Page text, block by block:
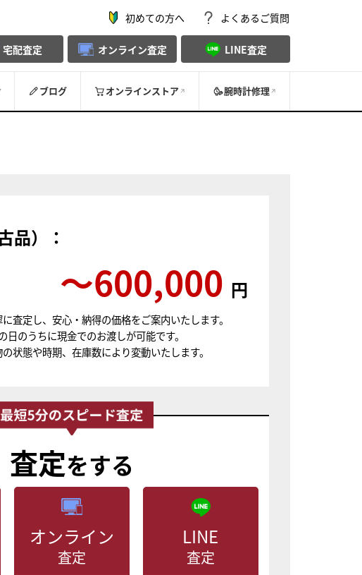
初めての方へ よくあるご質問
宅配査定 オンライン査定 LINE査定
ブログ オンラインストア 腕時計修理
品）：
〜600,000 円
査定し、安心・納得の価格をご案内いたします。
日のうちに現金でのお渡しが可能です。
状態や時期、在庫数により変動いたします。
査定をする
オンライン
査定
LINE
査定